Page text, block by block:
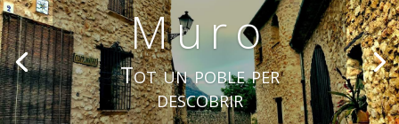
Muro
Tot un poble per
descobrir